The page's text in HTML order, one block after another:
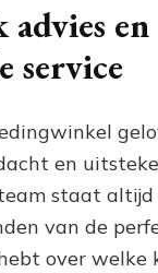
en
service
en
staat
van de
over welke